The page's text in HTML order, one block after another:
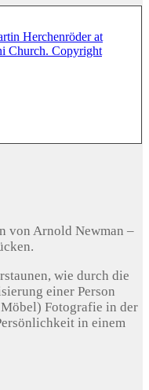
von Arnold Newman –
wie durch die
einer Person
Fotografie in der
in einem